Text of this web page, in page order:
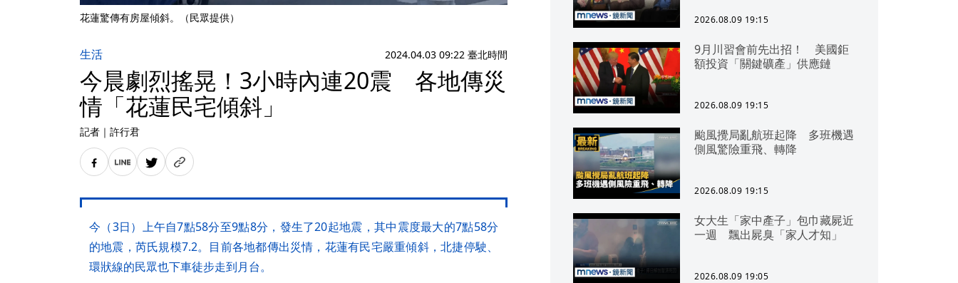
花蓮驚傳有房屋傾斜。（民眾提供）
生活 2024.04.03 09:22 臺北時間
今晨劇烈搖晃！3小時內連20震 各地傳災
情「花蓮民宅傾斜」
記者 ｜ 許行君
今（3日）上午自7點58分至9點8分，發生了20起地震，其中震度最大的7點58分
的地震，芮氏規模7.2。目前各地都傳出災情，花蓮有民宅嚴重傾斜，北捷停駛、
環狀線的民眾也下車徒步走到月台。
2026.08.09 19:15
9月川習會前先出招！ 美國鉅
額投資「關鍵礦產」供應鏈
2026.08.09 19:15
颱風攪局亂航班起降 多班機遇
側風驚險重飛、轉降
2026.08.09 19:15
女大生「家中產子」包巾藏屍近
一週 飄出屍臭「家人才知」
2026.08.09 19:05